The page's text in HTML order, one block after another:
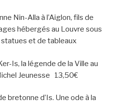
Nin-Alla à l’Aiglon, fils de
hébergés au Louvre sous
et de tableaux
Is, la légende de la Ville au
Jeunesse 13,50€
bretonne d’Is. Une ode à la